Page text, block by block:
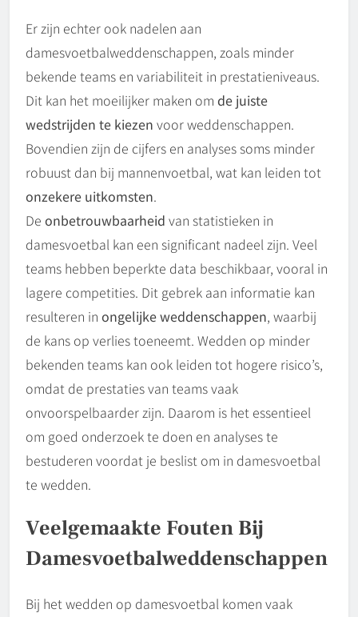
Er zijn echter ook nadelen aan
damesvoetbalweddenschappen, zoals minder
bekende teams en variabiliteit in prestatieniveaus.
Dit kan het moeilijker maken om de juiste
wedstrijden te kiezen voor weddenschappen.
Bovendien zijn de cijfers en analyses soms minder
robuust dan bij mannenvoetbal, wat kan leiden tot
onzekere uitkomsten.
De onbetrouwbaarheid van statistieken in
damesvoetbal kan een significant nadeel zijn. Veel
teams hebben beperkte data beschikbaar, vooral in
lagere competities. Dit gebrek aan informatie kan
resulteren in ongelijke weddenschappen, waarbij
de kans op verlies toeneemt. Wedden op minder
bekenden teams kan ook leiden tot hogere risico’s,
omdat de prestaties van teams vaak
onvoorspelbaarder zijn. Daarom is het essentieel
om goed onderzoek te doen en analyses te
bestuderen voordat je beslist om in damesvoetbal
te wedden.
Veelgemaakte Fouten Bij
Damesvoetbalweddenschappen
Bij het wedden op damesvoetbal komen vaak